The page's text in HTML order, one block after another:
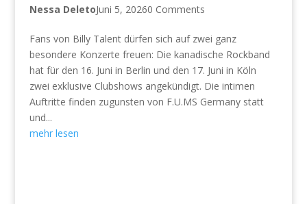
Nessa DeletoJuni 5, 20260 Comments
Fans von Billy Talent dürfen sich auf zwei ganz
besondere Konzerte freuen: Die kanadische Rockband
hat für den 16. Juni in Berlin und den 17. Juni in Köln
zwei exklusive Clubshows angekündigt. Die intimen
Auftritte finden zugunsten von F.U.MS Germany statt
und...
mehr lesen